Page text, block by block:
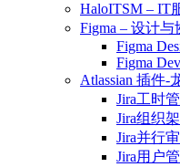
HaloITSM – IT
Figma – 设计与
Figma
Figma
Atlassian 插件-
Jira工时
Jira组织
Jira并行
Jira用户